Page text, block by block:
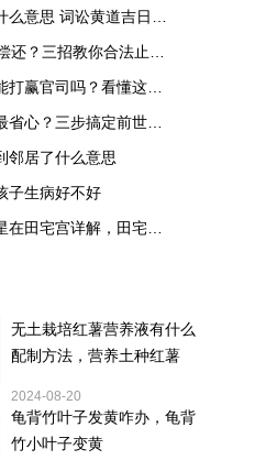
邻居了什么意思
子生病好不好
无土栽培红薯营养液有什么
配制方法，营养土种红薯
2024-08-20
龟背竹叶子发黄咋办，龟背
竹小叶子变黄